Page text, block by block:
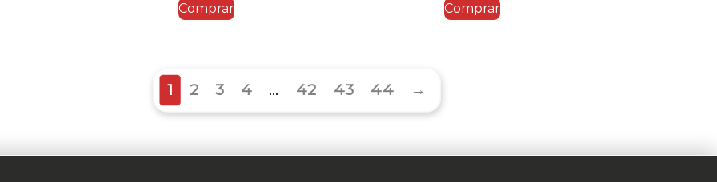
era:
Comprar
era:
Comprar
1 2 3 4 … 42 43 44 →